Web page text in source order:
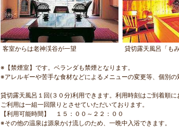
客室からは老神渓谷が一望 貸切露天風呂「も
※【禁煙室】です。ベランダも禁煙となります。
※アレルギーや苦手な食材などによるメニューの変更等、個別
貸切露天風呂１回(３０分)利用できます。利用時刻はご到着順に
ご利用は一組一回限りとさせていただいております。
【利用可能時間】 １５：００～２２：００
※その他の温泉は源泉かけ流しのため、一晩中入浴できます。